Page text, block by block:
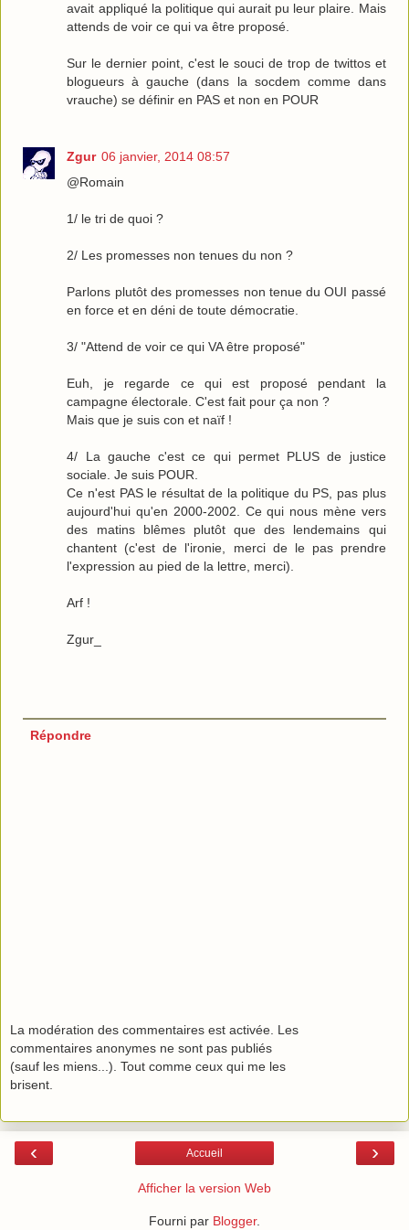
avait appliqué la politique qui aurait pu leur plaire. Mais
attends de voir ce qui va être proposé.
Sur le dernier point, c'est le souci de trop de twittos et
blogueurs à gauche (dans la socdem comme dans
vrauche) se définir en PAS et non en POUR
Zgur 06 janvier, 2014 08:57
@Romain
1/ le tri de quoi ?
2/ Les promesses non tenues du non ?
Parlons plutôt des promesses non tenue du OUI passé
en force et en déni de toute démocratie.
3/ "Attend de voir ce qui VA être proposé"
Euh, je regarde ce qui est proposé pendant la
campagne électorale. C'est fait pour ça non ?
Mais que je suis con et naïf !
4/ La gauche c'est ce qui permet PLUS de justice
sociale. Je suis POUR.
Ce n'est PAS le résultat de la politique du PS, pas plus
aujourd'hui qu'en 2000-2002. Ce qui nous mène vers
des matins blêmes plutôt que des lendemains qui
chantent (c'est de l'ironie, merci de le pas prendre
l'expression au pied de la lettre, merci).
Arf !
Zgur_
Répondre
La modération des commentaires est activée. Les
commentaires anonymes ne sont pas publiés
(sauf les miens...). Tout comme ceux qui me les
brisent.
‹ ›
Accueil
Afficher la version Web
Fourni par Blogger.